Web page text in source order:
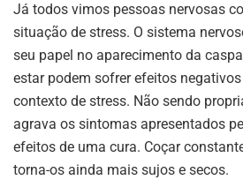
Já todos vimos pessoas nervosas
situação de stress. O sistema
seu papel no aparecimento da
estar podem sofrer efeitos
contexto de stress. Não sendo
agrava os sintomas apresentados
efeitos de uma cura. Coçar
torna-os ainda mais sujos e secos.